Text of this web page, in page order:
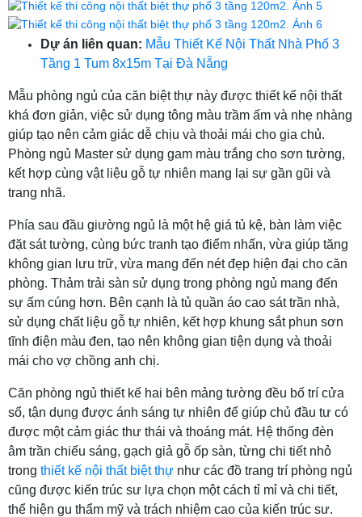
Dự án liên quan: Mẫu Thiết Kế Nội Thất Nhà Phố 3
Tầng 1 Tum 8x15m Tại Đà Nẵng
Mẫu phòng ngủ của căn biệt thự này được thiết kế nội thất
khá đơn giản, việc sử dụng tông màu trầm ấm và nhẹ nhàng
giúp tạo nên cảm giác dễ chịu và thoải mái cho gia chủ.
Phòng ngủ Master sử dụng gam màu trắng cho sơn tường,
kết hợp cùng vật liệu gỗ tự nhiên mang lại sự gần gũi và
trang nhã.
Phía sau đầu giường ngủ là một hệ giá tủ kệ, bàn làm việc
đặt sát tường, cùng bức tranh tạo điểm nhấn, vừa giúp tăng
không gian lưu trữ, vừa mang đến nét đẹp hiện đại cho căn
phòng. Thảm trải sàn sử dụng trong phòng ngủ mang đến
sự ấm cúng hơn. Bên cạnh là tủ quần áo cao sát trần nhà,
sử dụng chất liệu gỗ tự nhiên, kết hợp khung sắt phun sơn
tĩnh điện màu đen, tạo nên không gian tiện dụng và thoải
mái cho vợ chồng anh chị.
Căn phòng ngủ thiết kế hai bên mảng tường đều bố trí cửa
sổ, tận dụng được ánh sáng tự nhiên để giúp chủ đầu tư có
được một cảm giác thư thái và thoáng mát. Hệ thống đèn
âm trần chiếu sáng, gạch giả gỗ ốp sàn, từng chi tiết nhỏ
trong thiết kế nội thất biệt thự như các đồ trang trí phòng ngủ
cũng được kiến trúc sư lựa chọn một cách tỉ mỉ và chi tiết,
thể hiện gu thẩm mỹ và trách nhiệm cao của kiến trúc sư.